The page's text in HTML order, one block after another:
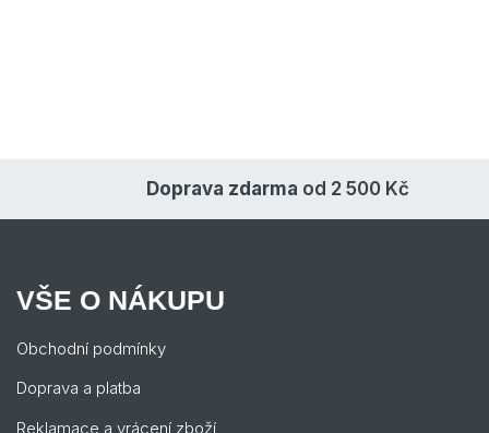
Doprava zdarma od 2 500 Kč
VŠE O NÁKUPU
Obchodní podmínky
Doprava a platba
Reklamace a vrácení zboží